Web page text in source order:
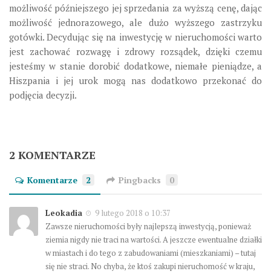
możliwość późniejszego jej sprzedania za wyższą cenę, dając
możliwość jednorazowego, ale dużo wyższego zastrzyku
gotówki. Decydując się na inwestycję w nieruchomości warto
jest zachować rozwagę i zdrowy rozsądek, dzięki czemu
jesteśmy w stanie dorobić dodatkowe, niemałe pieniądze, a
Hiszpania i jej urok mogą nas dodatkowo przekonać do
podjęcia decyzji.
2 KOMENTARZE
Komentarze 2 Pingbacks 0
Leokadia
9 lutego 2018 o 10:37
Zawsze nieruchomości były najlepszą inwestycją, ponieważ
ziemia nigdy nie traci na wartości. A jeszcze ewentualne działki
w miastach i do tego z zabudowaniami (mieszkaniami) – tutaj
się nie straci. No chyba, że ktoś zakupi nieruchomość w kraju,